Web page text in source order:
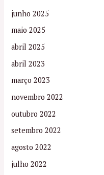
junho 2025
maio 2025
abril 2025
abril 2023
março 2023
novembro 2022
outubro 2022
setembro 2022
agosto 2022
julho 2022